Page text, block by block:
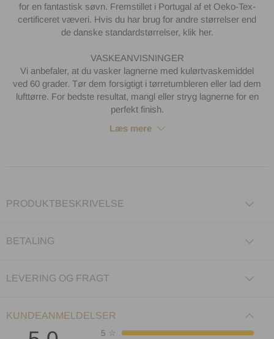
for en fantastisk søvn. Fremstillet i Portugal af et Oeko-Tex-
certificeret væveri. Hvis du har brug for andre størrelser end
de danske standardstørrelser, klik her.
VASKEANVISNINGER
Vi anbefaler, at du vasker lagnerne med kulørtvaskemiddel
ved 60 grader. Tør dem forsigtigt i tørretumbleren eller lad dem
lufttørre. For bedste resultat, mangl eller stryg lagnerne for en
perfekt finish.
Læs mere
PRODUKTBESKRIVELSE
BETALING
LEVERING OG FRAGT
KUNDEANMELDELSER
5 ☆